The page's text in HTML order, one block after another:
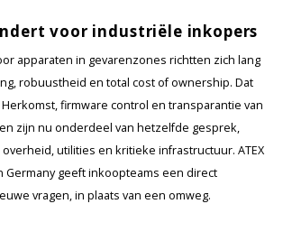
voor industriële inkopers
apparaten in gevarenzones richtten zich lang
robuustheid en total cost of ownership. Dat
firmware control en transparantie van
zijn nu onderdeel van hetzelfde gesprek,
utilities en kritieke infrastructuur. ATEX
Germany geeft inkoopteams een direct
vragen, in plaats van een omweg.